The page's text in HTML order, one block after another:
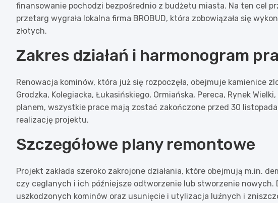
finansowanie pochodzi bezpośrednio z budżetu miasta. Na ten cel
przetarg wygrała lokalna firma BROBUD, która zobowiązała się
złotych.
Zakres działań i harmonogram
Renowacja kominów, która już się rozpoczęła, obejmuje kamienice
Grodzka, Kolegiacka, Łukasińskiego, Ormiańska, Pereca, Rynek
planem, wszystkie prace mają zostać zakończone przed 30
realizację projektu.
Szczegółowe plany remontowe
Projekt zakłada szeroko zakrojone działania, które obejmują m.in.
czy ceglanych i ich późniejsze odtworzenie lub stworzenie nowych.
uszkodzonych kominów oraz usunięcie i utylizacja luźnych i